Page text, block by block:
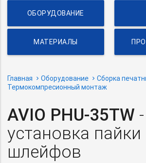
ОБОРУДОВАНИЕ
МАТЕРИАЛЫ
Главная Оборудование
Сборка
Термокомпресионный монтаж
AVIO PHU-35TW -
установка пайки
шлейфов